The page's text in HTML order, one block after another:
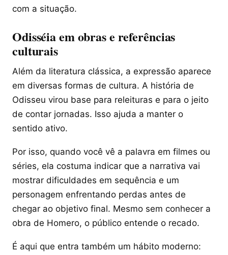
com a situação.
Odisséia em obras e referências
culturais
Além da literatura clássica, a expressão aparece
em diversas formas de cultura. A história de
Odisseu virou base para releituras e para o jeito
de contar jornadas. Isso ajuda a manter o
sentido ativo.
Por isso, quando você vê a palavra em filmes ou
séries, ela costuma indicar que a narrativa vai
mostrar dificuldades em sequência e um
personagem enfrentando perdas antes de
chegar ao objetivo final. Mesmo sem conhecer a
obra de Homero, o público entende o recado.
É aqui que entra também um hábito moderno: